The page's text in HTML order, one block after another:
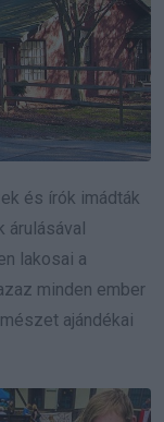
és írók imádták
árulásával
lakosai a
minden ember
ajándékai